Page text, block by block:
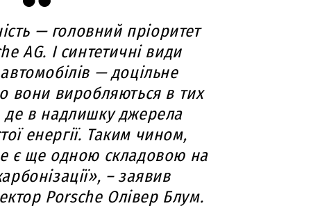
— головний пріоритет
AG. І синтетичні види
— доцільне
вони виробляються в тих
де в надлишку джерела
енергії. Таким чином,
є ще одною складовою на
– заявив
Porsche Олівер Блум.